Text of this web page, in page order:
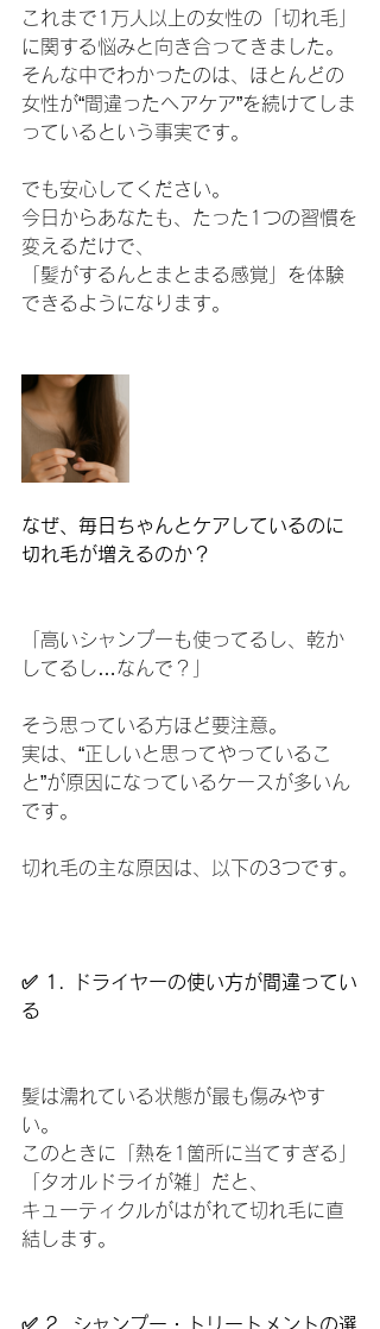
これまで1万人以上の女性の「切れ毛」
に関する悩みと向き合ってきました。
そんな中でわかったのは、ほとんどの
女性が“間違ったヘアケア”を続けてしま
っているという事実です。
でも安心してください。
今日からあなたも、たった1つの習慣を
変えるだけで、
「髪がするんとまとまる感覚」を体験
できるようになります。
なぜ、毎日ちゃんとケアしているのに
切れ毛が増えるのか？
「高いシャンプーも使ってるし、乾か
してるし…なんで？」
そう思っている方ほど要注意。
実は、“正しいと思ってやっているこ
と”が原因になっているケースが多いん
です。
切れ毛の主な原因は、以下の3つです。
✅ 1. ドライヤーの使い方が間違ってい
る
髪は濡れている状態が最も傷みやす
い。
このときに「熱を1箇所に当てすぎる」
「タオルドライが雑」だと、
キューティクルがはがれて切れ毛に直
結します。
✅ 2. シャンプー・トリートメントの選